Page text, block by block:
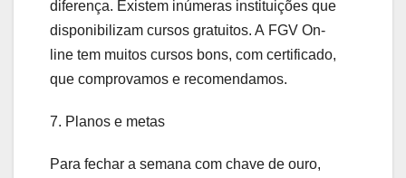
diferença. Existem inúmeras instituições que
disponibilizam cursos gratuitos. A FGV On-
line tem muitos cursos bons, com certificado,
que comprovamos e recomendamos.
7. Planos e metas
Para fechar a semana com chave de ouro,